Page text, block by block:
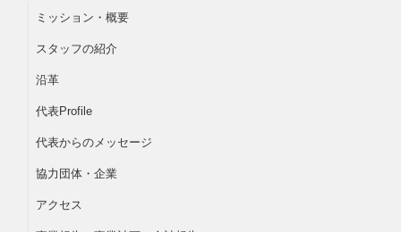
ミッション・概要
スタッフの紹介
沿革
代表Profile
代表からのメッセージ
協力団体・企業
アクセス